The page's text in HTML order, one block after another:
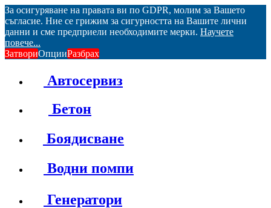
За осигуряване на правата ви по GDPR, молим за Вашето
съгласие. Ние се грижим за сигурността на Вашите лични
данни и сме предприели необходимите мерки. Научете
повече...
ЗатвориОпцииРазбрах
Автосервиз
Бетон
Боядисване
Водни помпи
Генератори